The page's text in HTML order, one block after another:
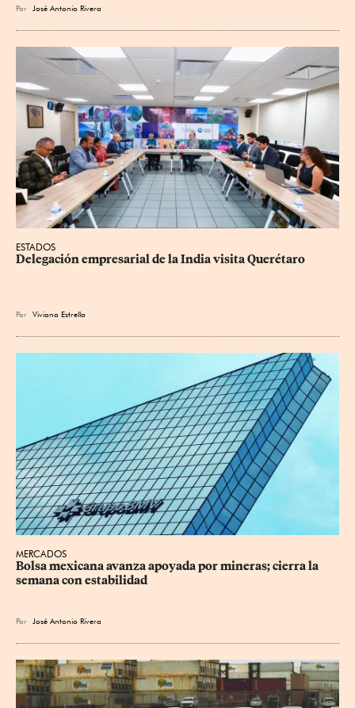
Por José Antonio Rivera
ESTADOS
Delegación empresarial de la India visita Querétaro
Por Viviana Estrella
MERCADOS
Bolsa mexicana avanza apoyada por mineras; cierra la
semana con estabilidad
Por José Antonio Rivera